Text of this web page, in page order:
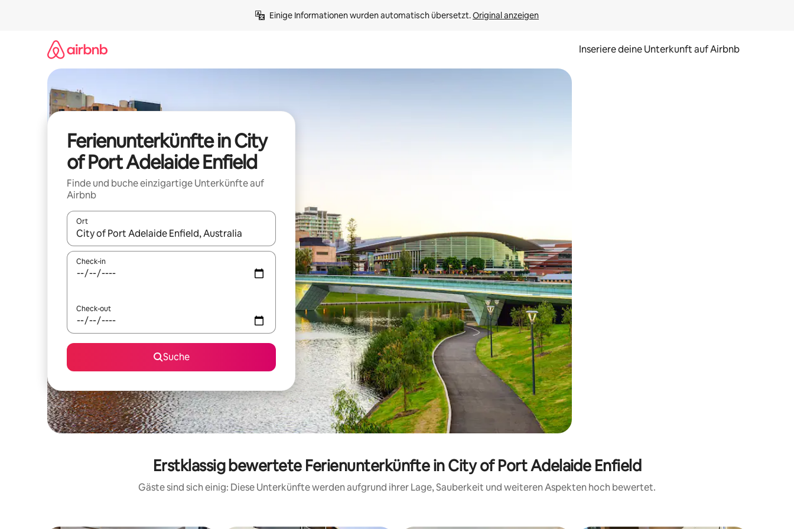
Einige Informationen wurden automatisch übersetzt. Original anzeigen
Inseriere deine Unterkunft auf Airbnb
Ferienunterkünfte in City
of Port Adelaide Enfield
Finde und buche einzigartige Unterkünfte auf
Airbnb
Ort
Wenn Ergebnisse verfügbar sind, navigiere mit den Pfeiltasten nach oben und unten oder erkunde die Ergebnisse durch Berühren oder Wischgesten.
Check-in
Check-out
Suche
Erstklassig bewertete Ferienunterkünfte in City of Port Adelaide Enfield
Gäste sind sich einig: Diese Unterkünfte werden aufgrund ihrer Lage, Sauberkeit und weiteren Aspekten hoch bewertet.